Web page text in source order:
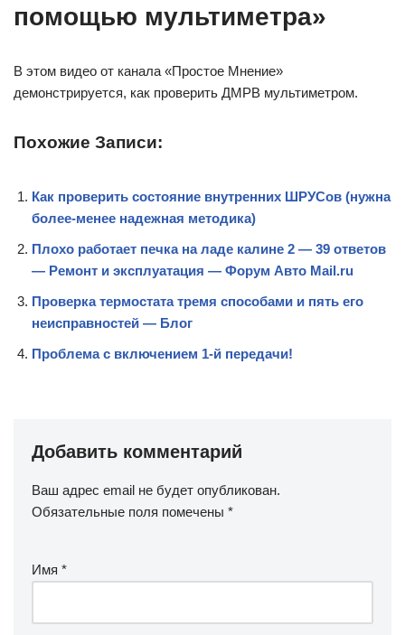
помощью мультиметра»
В этом видео от канала «Простое Мнение»
демонстрируется, как проверить ДМРВ мультиметром.
Похожие Записи:
Как проверить состояние внутренних ШРУСов (нужна
более-менее надежная методика)
Плохо работает печка на ладе калине 2 — 39 ответов
— Ремонт и эксплуатация — Форум Авто Mail.ru
Проверка термостата тремя способами и пять его
неисправностей — Блог
Проблема с включением 1-й передачи!
Добавить комментарий
Ваш адрес email не будет опубликован.
Обязательные поля помечены *
Имя *